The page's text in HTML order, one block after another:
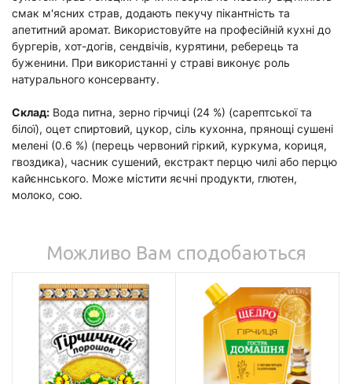
смак м'ясних страв, додають пекучу пікантність та
апетитний аромат. Використовуйте на професійній кухні до
бургерів, хот-догів, сендвічів, курятини, реберець та
буженини. При використанні у страві виконує роль
натурального консерванту.
Склад: Вода питна, зерно гірчиці (24 %) (сарептської та
білої), оцет спиртовий, цукор, сіль кухонна, прянощі сушені
мелені (0.6 %) (перець червоний гіркий, куркума, кориця,
гвоздика), часник сушений, екстракт перцю чилі або перцю
кайєннського. Може містити яєчні продукти, глютен,
молоко, сою.
Можливо Вам сподобаються